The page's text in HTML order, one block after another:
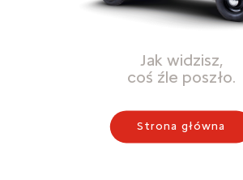
Jak widzisz,
coś źle poszło.
Strona główna